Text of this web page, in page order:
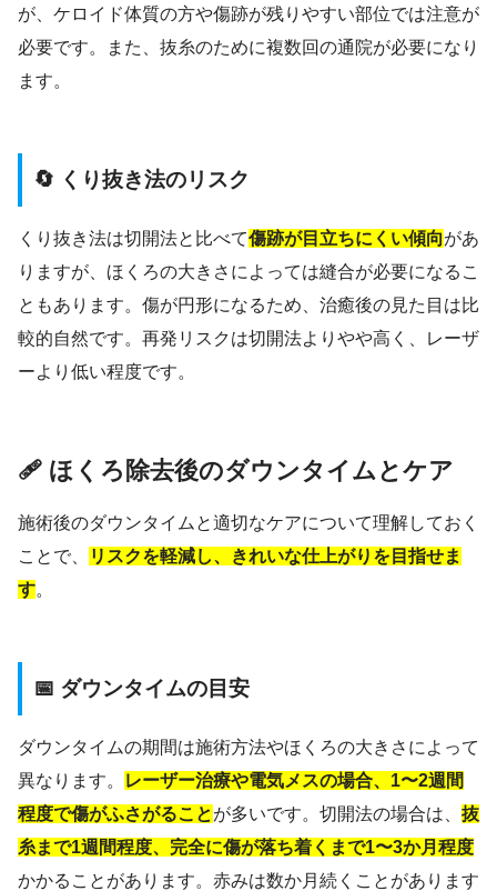
が、ケロイド体質の方や傷跡が残りやすい部位では注意が
必要です。また、抜糸のために複数回の通院が必要になり
ます。
🔄 くり抜き法のリスク
くり抜き法は切開法と比べて傷跡が目立ちにくい傾向があ
りますが、ほくろの大きさによっては縫合が必要になるこ
ともあります。傷が円形になるため、治癒後の見た目は比
較的自然です。再発リスクは切開法よりやや高く、レーザ
ーより低い程度です。
🩹 ほくろ除去後のダウンタイムとケア
施術後のダウンタイムと適切なケアについて理解しておく
ことで、
リスクを軽減し、きれいな仕上がりを目指せま
す。
📅 ダウンタイムの目安
ダウンタイムの期間は施術方法やほくろの大きさによって
異なります。
レーザー治療や電気メスの場合、1〜2週間
程度で傷がふさがることが多いです。切開法の場合は、 抜
糸まで1週間程度、完全に傷が落ち着くまで1〜3か月程度
かかることがあります。赤みは数か月続くことがあります